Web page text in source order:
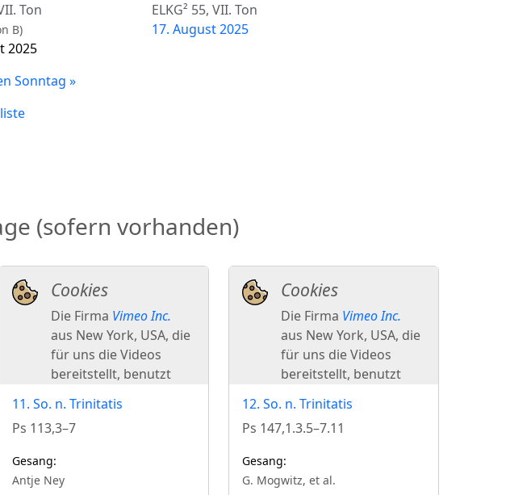
Ton
B)
2025
ELKG² 55, VII. Ton
17. August 2025
Sonntag »
(sofern vorhanden)
11. So. n. Trinitatis
Ps 113,3–7
Gesang:
Antje Ney
12. So. n. Trinitatis
Ps 147,1.3.5–7.11
Gesang:
G. Mogwitz, et al.